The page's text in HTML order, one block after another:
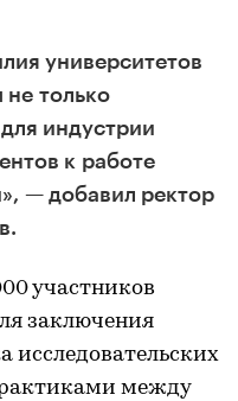
университетов
только
индустрии
к работе
— добавил ректор
участников
заключения
исследовательских
между